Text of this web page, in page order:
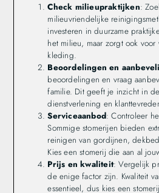
Check milieupraktijken:
milieuvriendelijke
investeren in duurzame
het milieu, maar zorgt ook
kleding.
Beoordelingen en
beoordelingen en vraag
familie. Dit geeft je inzicht in
dienstverlening en
Serviceaanbod: Controleer
Sommige stomerijen bieden
reinigen van gordijnen,
Kies een stomerij die aan al
Prijs en kwaliteit: Vergelijk
de enige factor zijn. Kwaliteit
essentieel, dus kies een